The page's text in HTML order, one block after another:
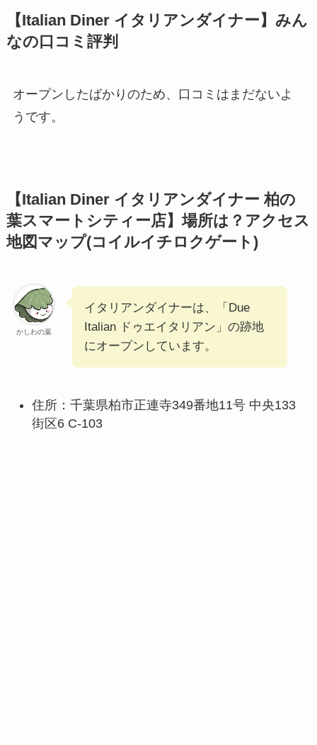
【Italian Diner イタリアンダイナー】みん
なの口コミ評判
オープンしたばかりのため、口コミはまだないよ
うです。
【Italian Diner イタリアンダイナー 柏の
葉スマートシティー店】場所は？アクセス
地図マップ(コイルイチロクゲート)
かしわの葉
イタリアンダイナーは、「Due
Italian ドゥエイタリアン」の跡地
にオープンしています。
住所：千葉県柏市正連寺349番地11号 中央133
街区6 C-103